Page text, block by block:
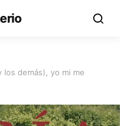
los demás), yo mi me